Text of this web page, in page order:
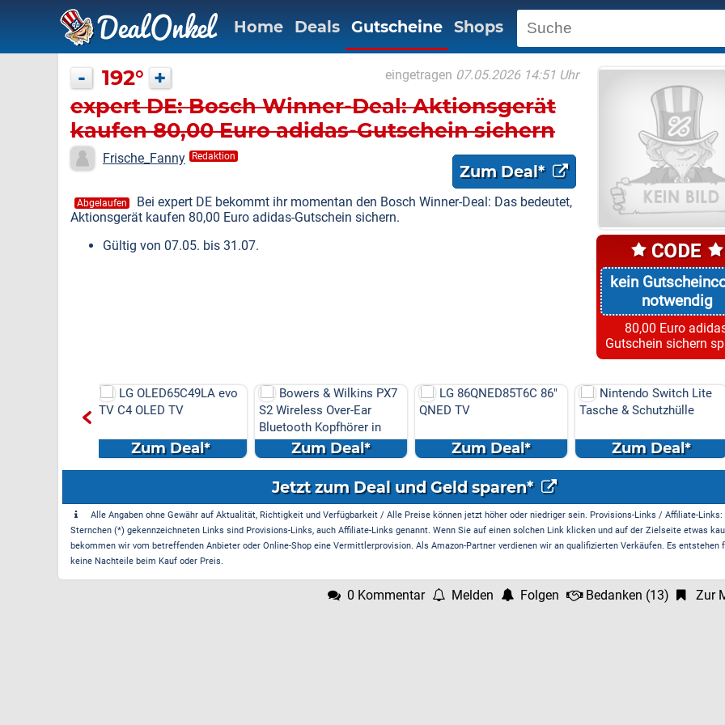
Home Deals Gutscheine Shops
kein
notwendig
80,00 Euro
Gutschein sichern
- 192° + eingetragen 07.05.2026 14:51 Uhr
expert DE: Bosch Winner-Deal: Aktionsgerät
kaufen 80,00 Euro adidas-Gutschein sichern
Frische_Fanny Redaktion
Zum Deal*
Abgelaufen
Bei expert DE bekommt ihr momentan den Bosch Winner-Deal: Das bedeutet,
Aktionsgerät kaufen 80,00 Euro adidas-Gutschein sichern.
Gültig von 07.05. bis 31.07.
Bowers & Wilkins PX7
S2 Wireless Over-Ear
Sc...
Zum Deal*
LG 86QNED85T6C 86"
QNED TV
Zum Deal*
Nintendo Switch Lite
Tasche & Schutzhülle
Zum Deal*
Turtle Beach Ear Force
Recon 50P Gaming-
Zum Deal*
Jetzt zum Deal und Geld sparen*
Alle Angaben ohne Gewähr auf Aktualität, Richtigkeit und Verfügbarkeit / Alle Preise können jetzt höher oder niedriger sein. Provisions-Links / Affiliate-
Sternchen (*) gekennzeichneten Links sind Provisions-Links, auch Affiliate-Links genannt. Wenn Sie auf einen solchen Link klicken und auf der Zielseite etwas
bekommen wir vom betreffenden Anbieter oder Online-Shop eine Vermittlerprovision. Als Amazon-Partner verdienen wir an qualifizierten Verkäufen. Es entstehen
keine Nachteile beim Kauf oder Preis.
0 Kommentar Melden Folgen Bedanken (13) Zur